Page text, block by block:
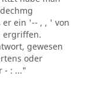
er ein '-- , , ' von
ergriffen.
gewesen
oder
- : ..."